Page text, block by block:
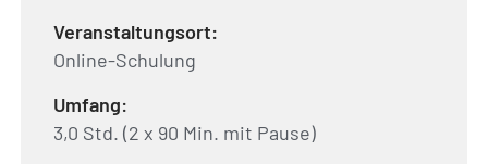
Veranstaltungsort:
Online-Schulung
Umfang:
3,0 Std. (2 x 90 Min. mit Pause)